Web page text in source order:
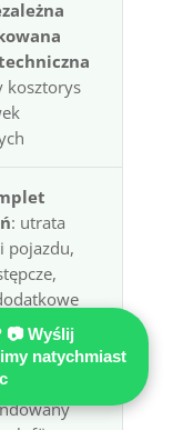
kosztorys
: utrata
pojazdu,
po
📷 Wyślij
natychmiast